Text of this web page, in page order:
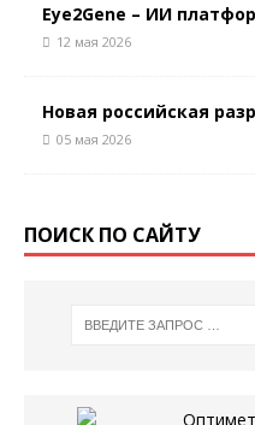
Eye2Gene – ИИ
12 мая 2026
Новая российская
05 мая 2026
ПОИСК ПО САЙТУ